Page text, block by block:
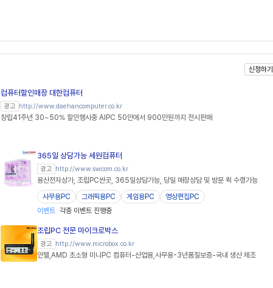
신청하기
컴퓨터할인매장 대한컴퓨터
광고 http://www.daehancomputer.co.kr
창립41주년 30~50% 할인행사중 AIPC 50만에서 900만원까지 전시판매
365일 상담가능 세원컴퓨터
광고 http://www.swcom.co.kr
용산전자상가, 조립PC싼곳, 365일상담가능, 당일 매장상담 및 방문 퀵 수령가능
사무용PC
그래픽용PC 게임용PC
영상편집PC
이벤트 각종 이벤트 진행중
조립PC 전문 마이크로박스
광고 http://www.microbox.co.kr
인텔,AMD 초소형 미니PC 컴퓨터-산업용,사무용-3년품질보증-국내 생산 제조